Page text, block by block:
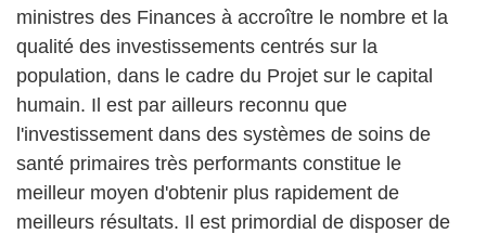
ministres des Finances à accroître le nombre et la
qualité des investissements centrés sur la
population, dans le cadre du Projet sur le capital
humain. Il est par ailleurs reconnu que
l'investissement dans des systèmes de soins de
santé primaires très performants constitue le
meilleur moyen d'obtenir plus rapidement de
meilleurs résultats. Il est primordial de disposer de